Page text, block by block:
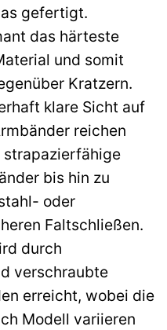
gefertigt.
das härteste
und somit
Kratzern.
klare Sicht auf
reichen
strapazierfähige
bis hin zu
oder
Faltschließen.
durch
verschraubte
erreicht, wobei die
Modell variieren